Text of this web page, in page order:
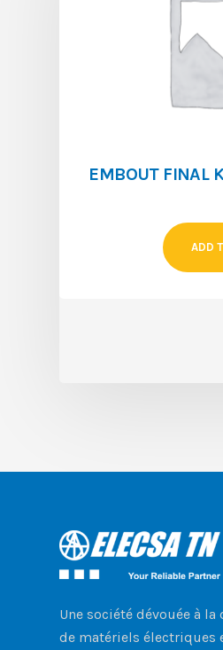
EMBOUT FINAL
ADD
Une société dévouée à
de matériels électriques